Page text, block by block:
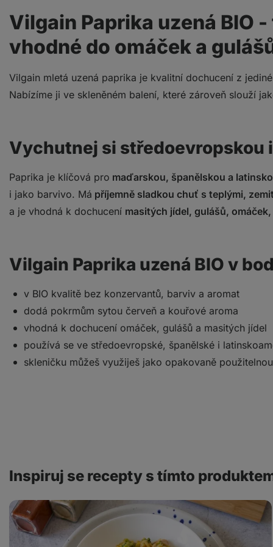
Vilgain Paprika uzená BIO
vhodné do omáček a
Vilgain mletá uzená paprika je kvalitní dochucení z
Nabízíme ji ve skleněném balení, které zároveň slouží
Vychutnej si středoevropskou
Paprika je klíčová pro maďarskou, španělskou a
i jako barvivo. Má příjemně sladkou chuť s teplými,
a je vhodná k dochucení masitých jídel, gulášů,
Vilgain Paprika uzená BIO v
v BIO kvalitě bez konzervantů, barviv a aromat
dodá pokrmům sytou červeň a kouřové aroma
vhodná k dochucení omáček, gulášů a masitých jídel
používá se ve středoevropské, španělské i
skleničku můžeš využiješ jako opakovaně
Inspiruj se recepty s tímto
Orzo
s
kuřecím
masem